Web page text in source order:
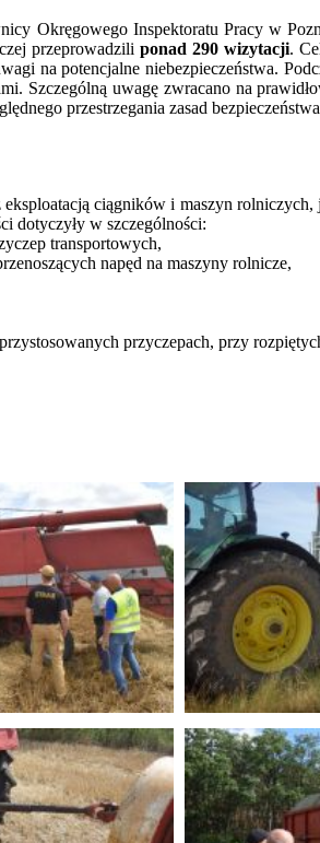
Okręgowego Inspektoratu Pracy w
przeprowadzili ponad 290 wizytacji.
na potencjalne niebezpieczeństwa.
Szczególną uwagę zwracano na
przestrzegania zasad
ciągników i maszyn
dotyczyły w szczególności:
transportowych,
napęd na maszyny rolnicze,
przyczepach, przy